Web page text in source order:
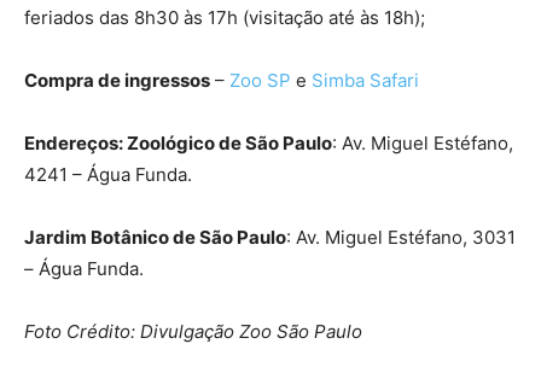
feriados das 8h30 às 17h (visitação até às 18h);
Compra de ingressos – Zoo SP e Simba Safari
Endereços: Zoológico de São Paulo: Av. Miguel Estéfano,
4241 – Água Funda.
Jardim Botânico de São Paulo: Av. Miguel Estéfano, 3031
– Água Funda.
Foto Crédito: Divulgação Zoo São Paulo